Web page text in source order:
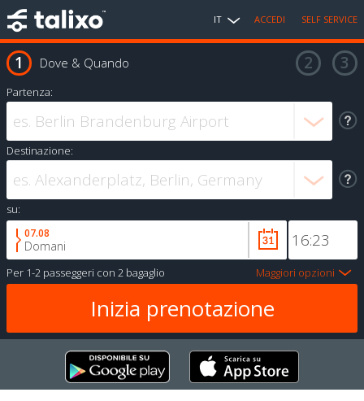
IT ACCEDI SELF SERVICE
Dove & Quando
Partenza:
Destinazione:
su:
07.08
Domani
Per 1-2 passeggeri con 2 bagaglio Maggiori opzioni